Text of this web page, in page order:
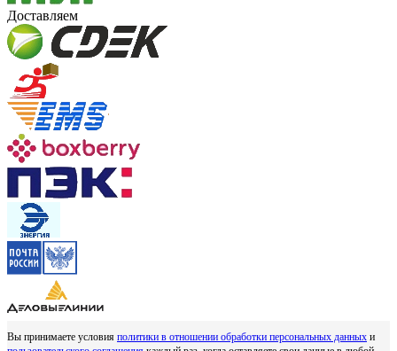
Доставляем
Вы принимаете условия политики в отношении обработки персональных данных и